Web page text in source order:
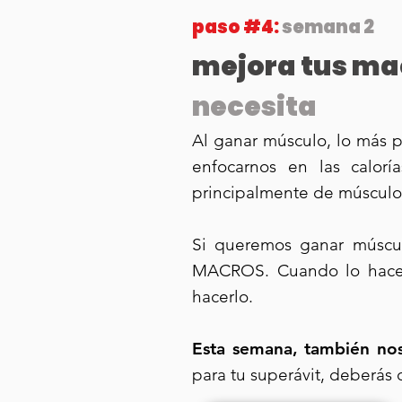
paso #4:semana 2
mejora tus
necesita
Al ganar músculo, lo más
enfocarnos en las
principalmente de
Si queremos ganar
MACROS. Cuando lo
hacerlo.
Esta semana, también
para tu superávit, deberás